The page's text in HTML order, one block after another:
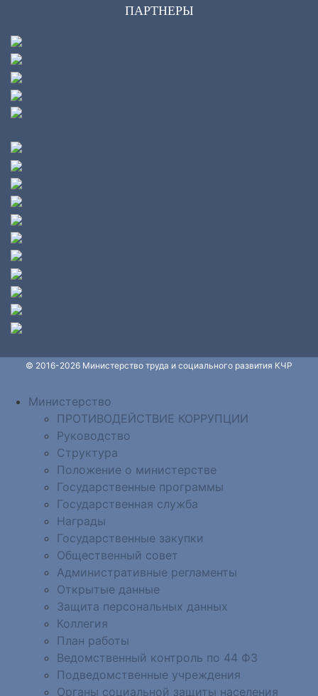
ПАРТНЕРЫ
© 2016-2026 Министерство труда и социального развития КЧР
Министерство
ПРОТИВОДЕЙСТВИЕ КОРРУПЦИИ
Руководство
Структура
Положение о министерстве
Государственные программы
Государственная служба
Награды
Государственные закупки
Общественный совет
Административные регламенты
Открытые данные
Защита персональных данных
Коллегия
План работы
Ведомственный контроль по 44 ФЗ
Подведомственные учреждения
Органы социальной защиты населения